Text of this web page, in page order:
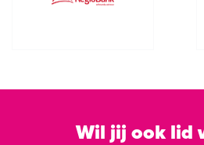
Wil jij ook lid